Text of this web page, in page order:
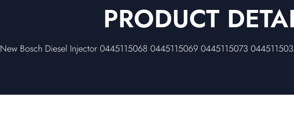
PRODUCT
New Bosch Diesel Injector 0445115068 0445115069 0445115073